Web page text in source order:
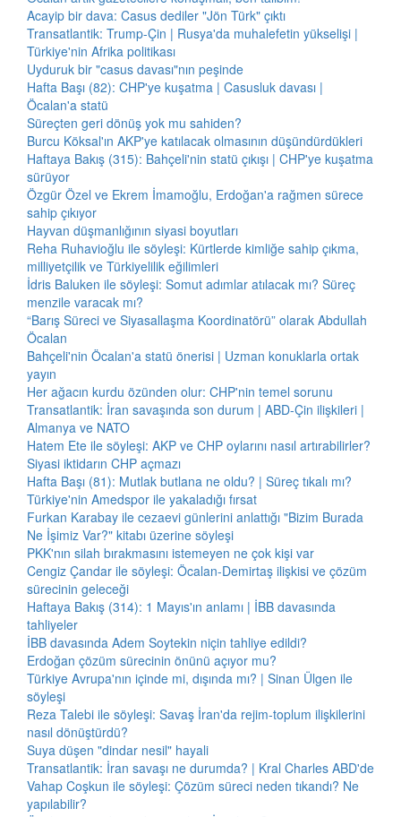
Acayip bir dava: Casus dediler "Jön Türk" çıktı
Transatlantik: Trump-Çin | Rusya'da muhalefetin yükselişi |
Türkiye'nin Afrika politikası
Uyduruk bir "casus davası"nın peşinde
Hafta Başı (82): CHP'ye kuşatma | Casusluk davası |
Öcalan'a statü
Süreçten geri dönüş yok mu sahiden?
Burcu Köksal'ın AKP'ye katılacak olmasının düşündürdükleri
Haftaya Bakış (315): Bahçeli'nin statü çıkışı | CHP'ye kuşatma
sürüyor
Özgür Özel ve Ekrem İmamoğlu, Erdoğan'a rağmen sürece
sahip çıkıyor
Hayvan düşmanlığının siyasi boyutları
Reha Ruhavioğlu ile söyleşi: Kürtlerde kimliğe sahip çıkma,
milliyetçilik ve Türkiyelilik eğilimleri
İdris Baluken ile söyleşi: Somut adımlar atılacak mı? Süreç
menzile varacak mı?
“Barış Süreci ve Siyasallaşma Koordinatörü” olarak Abdullah
Öcalan
Bahçeli'nin Öcalan'a statü önerisi | Uzman konuklarla ortak
yayın
Her ağacın kurdu özünden olur: CHP'nin temel sorunu
Transatlantik: İran savaşında son durum | ABD-Çin ilişkileri |
Almanya ve NATO
Hatem Ete ile söyleşi: AKP ve CHP oylarını nasıl artırabilirler?
Siyasi iktidarın CHP açmazı
Hafta Başı (81): Mutlak butlana ne oldu? | Süreç tıkalı mı?
Türkiye'nin Amedspor ile yakaladığı fırsat
Furkan Karabay ile cezaevi günlerini anlattığı "Bizim Burada
Ne İşimiz Var?" kitabı üzerine söyleşi
PKK'nın silah bırakmasını istemeyen ne çok kişi var
Cengiz Çandar ile söyleşi: Öcalan-Demirtaş ilişkisi ve çözüm
sürecinin geleceği
Haftaya Bakış (314): 1 Mayıs'ın anlamı | İBB davasında
tahliyeler
İBB davasında Adem Soytekin niçin tahliye edildi?
Erdoğan çözüm sürecinin önünü açıyor mu?
Türkiye Avrupa'nın içinde mi, dışında mı? | Sinan Ülgen ile
söyleşi
Reza Talebi ile söyleşi: Savaş İran'da rejim-toplum ilişkilerini
nasıl dönüştürdü?
Suya düşen "dindar nesil" hayali
Transatlantik: İran savaşı ne durumda? | Kral Charles ABD'de
Vahap Coşkun ile söyleşi: Çözüm süreci neden tıkandı? Ne
yapılabilir?